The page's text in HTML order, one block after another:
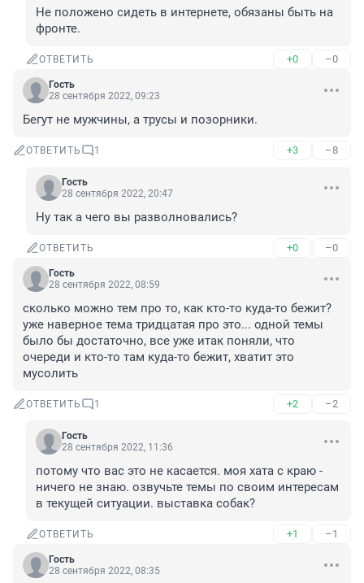
Не положено сидеть в интернете, обязаны быть на
фронте.
ОТВЕТИТЬ +0 –0
Гость
28 сентября 2022, 09:23
Бегут не мужчины, а трусы и позорники.
ОТВЕТИТЬ 1 +3 –8
Гость
28 сентября 2022, 20:47
Ну так а чего вы разволновались?
ОТВЕТИТЬ +0 –0
Гость
28 сентября 2022, 08:59
сколько можно тем про то, как кто-то куда-то бежит?
уже наверное тема тридцатая про это... одной темы
было бы достаточно, все уже итак поняли, что
очереди и кто-то там куда-то бежит, хватит это
мусолить
ОТВЕТИТЬ 1 +2 –2
Гость
28 сентября 2022, 11:36
потому что вас это не касается. моя хата с краю -
ничего не знаю. озвучьте темы по своим интересам
в текущей ситуации. выставка собак?
ОТВЕТИТЬ +1 –1
Гость
28 сентября 2022, 08:35